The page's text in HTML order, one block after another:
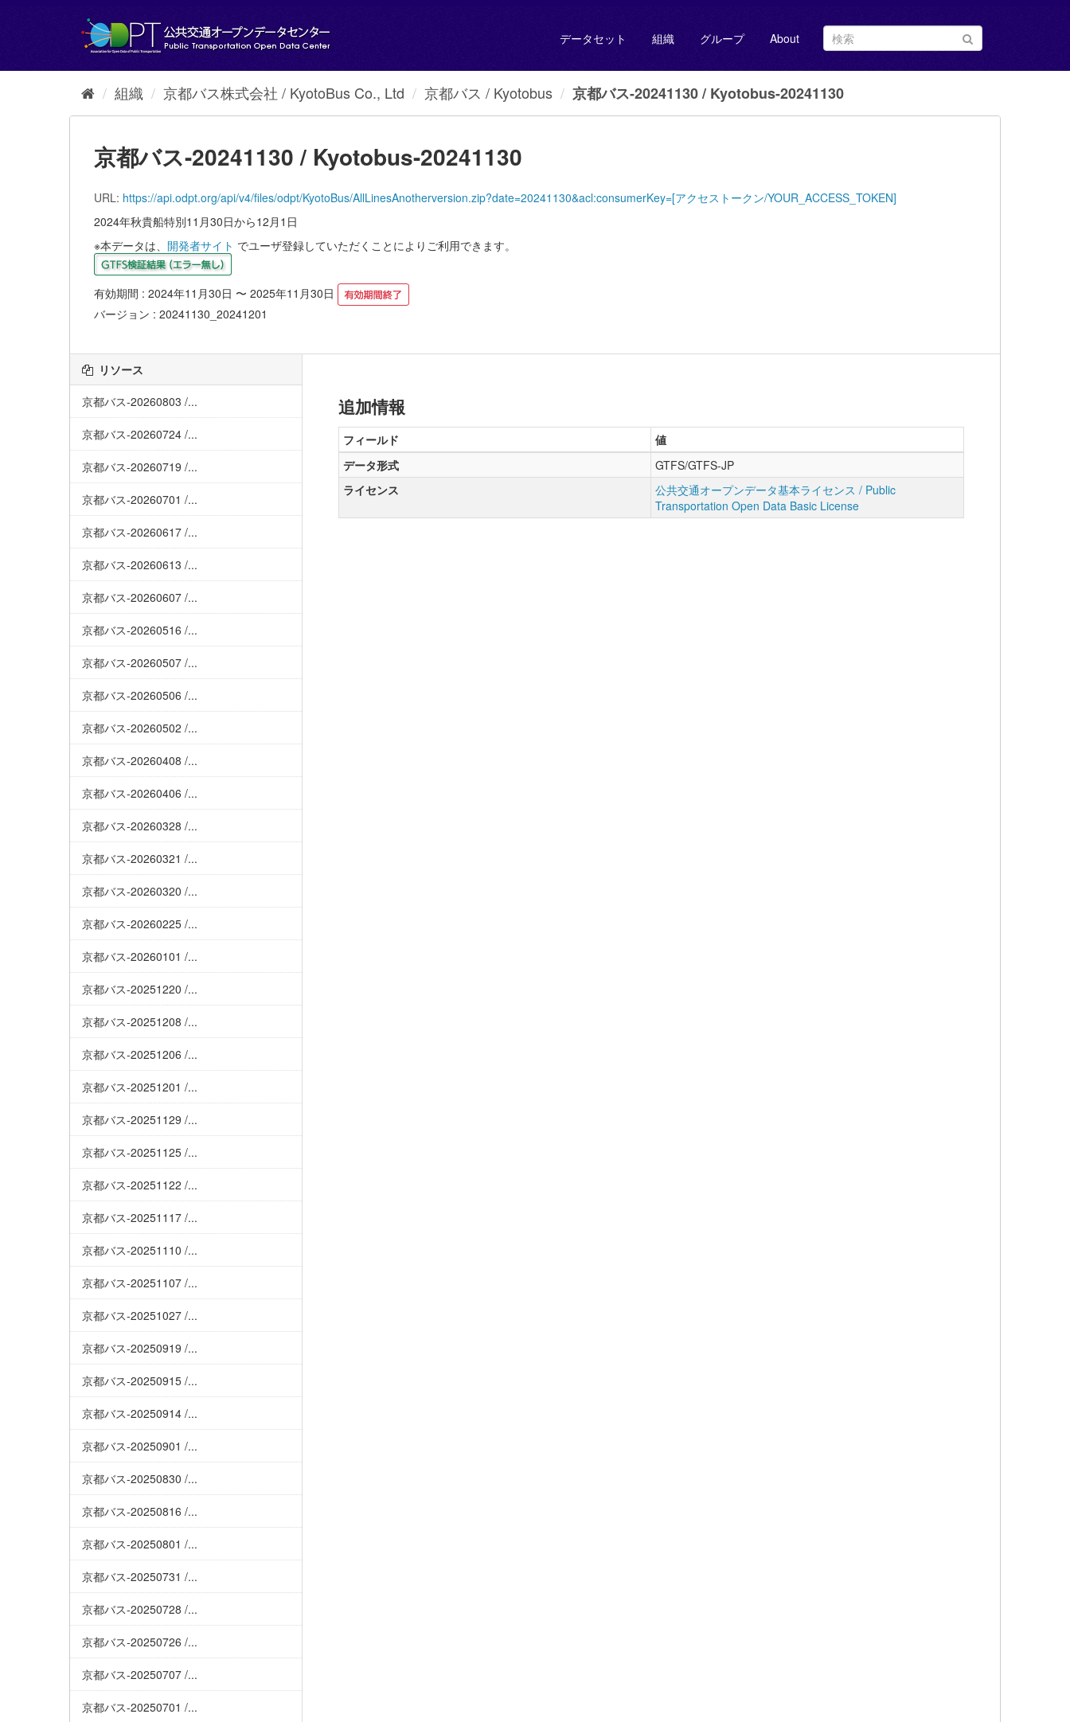
し
データセット 組織 グループ About
組織 京都バス株式会社 / KyotoBus Co., Ltd 京都バス / Kyotobus 京都バス-20241130 / Kyotobus-20241130
京都バス-20241130 / Kyotobus-20241130
URL: https://api.odpt.org/api/v4/files/odpt/KyotoBus/AllLinesAnotherversion.zip?date=20241130&acl:consumerKey=[アクセストークン/YOUR_ACCESS_TOKEN]
2024年秋貴船特別11月30日から12月1日
※本データは、 開発者サイト でユーザ登録していただくことによりご利用できます。
有効期間 : 2024年11月30日 〜 2025年11月30日
バージョン : 20241130_20241201
リソース
京都バス-20260803 /...
京都バス-20260724 /...
京都バス-20260719 /...
京都バス-20260701 /...
京都バス-20260617 /...
京都バス-20260613 /...
京都バス-20260607 /...
京都バス-20260516 /...
京都バス-20260507 /...
京都バス-20260506 /...
京都バス-20260502 /...
京都バス-20260408 /...
京都バス-20260406 /...
京都バス-20260328 /...
京都バス-20260321 /...
京都バス-20260320 /...
京都バス-20260225 /...
京都バス-20260101 /...
京都バス-20251220 /...
京都バス-20251208 /...
京都バス-20251206 /...
京都バス-20251201 /...
京都バス-20251129 /...
京都バス-20251125 /...
京都バス-20251122 /...
京都バス-20251117 /...
京都バス-20251110 /...
京都バス-20251107 /...
京都バス-20251027 /...
京都バス-20250919 /...
京都バス-20250915 /...
京都バス-20250914 /...
京都バス-20250901 /...
京都バス-20250830 /...
京都バス-20250816 /...
京都バス-20250801 /...
京都バス-20250731 /...
京都バス-20250728 /...
京都バス-20250726 /...
京都バス-20250707 /...
京都バス-20250701 /...
追加情報
フィールド
値
データ形式
GTFS/GTFS-JP
ライセンス
公共交通オープンデータ基本ライセンス / Public
Transportation Open Data Basic License